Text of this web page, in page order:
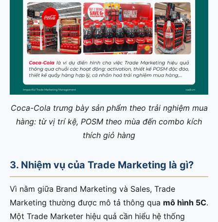
Coca-Cola trưng bày sản phẩm theo trải nghiệm mua
hàng: từ vị trí kệ, POSM theo mùa đến combo kích
thích giỏ hàng
3. Nhiệm vụ của Trade Marketing là gì?
Vì nằm giữa Brand Marketing và Sales, Trade
Marketing thường được mô tả thông qua mô hình 5C.
Một Trade Marketer hiệu quả cần hiểu hệ thống